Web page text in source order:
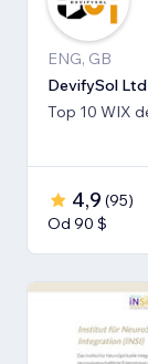
ENG, GB
DevifySol Ltd
4,9 (95)
Od 90 $